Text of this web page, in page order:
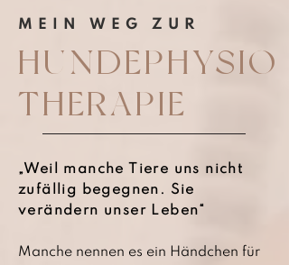
MEIN WEG ZUR
HUNDEPHYSIO
THERAPIE
„Weil manche Tiere uns nicht
zufällig begegnen. Sie
verändern unser Leben“
Manche nennen es ein Händchen für